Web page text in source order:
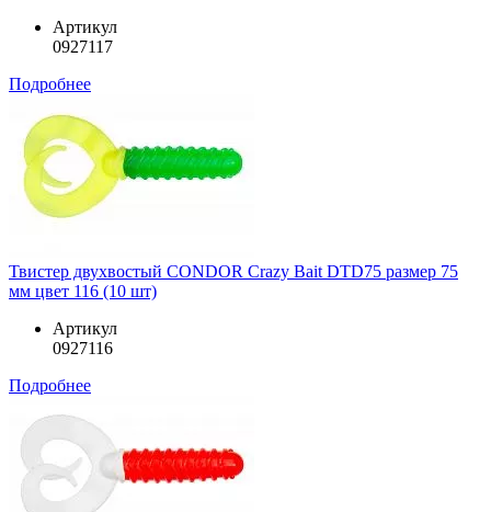
Артикул
0927117
Подробнее
Твистер двухвостый CONDOR Crazy Bait DTD75 размер 75
мм цвет 116 (10 шт)
Артикул
0927116
Подробнее